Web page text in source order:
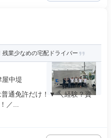
業少なめの宅配ドライバー
中堤
通免許だけ！▼ ＼経験？資
／...